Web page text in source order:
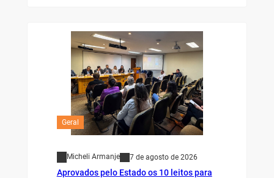
Geral
Micheli Armanje 7 de agosto de 2026
Aprovados pelo Estado os 10 leitos para